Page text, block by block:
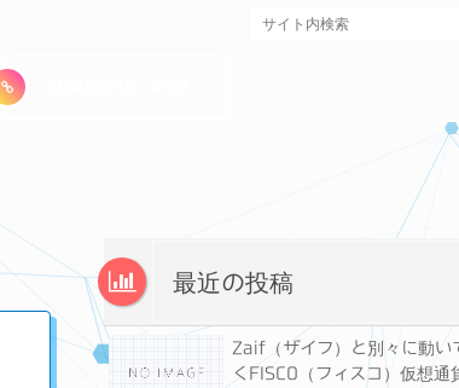
最近の投稿
Zaif（ザイフ）と別々に動い
くFISCO（フィスコ）仮想通